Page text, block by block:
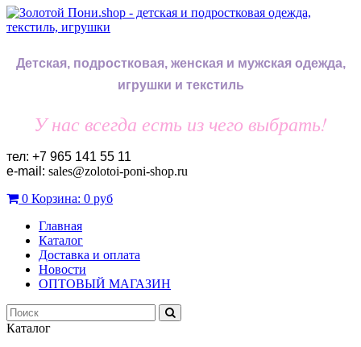
Детская, подростковая, женская и мужская одежда,
игрушки и текстиль
У нас всегда есть из чего выбрать!
тел: +7 965 141 55 11
e-mail: sales@zolotoi-poni-shop.ru
0 Корзина: 0 руб
Главная
Каталог
Доставка и оплата
Новости
ОПТОВЫЙ МАГАЗИН
Каталог